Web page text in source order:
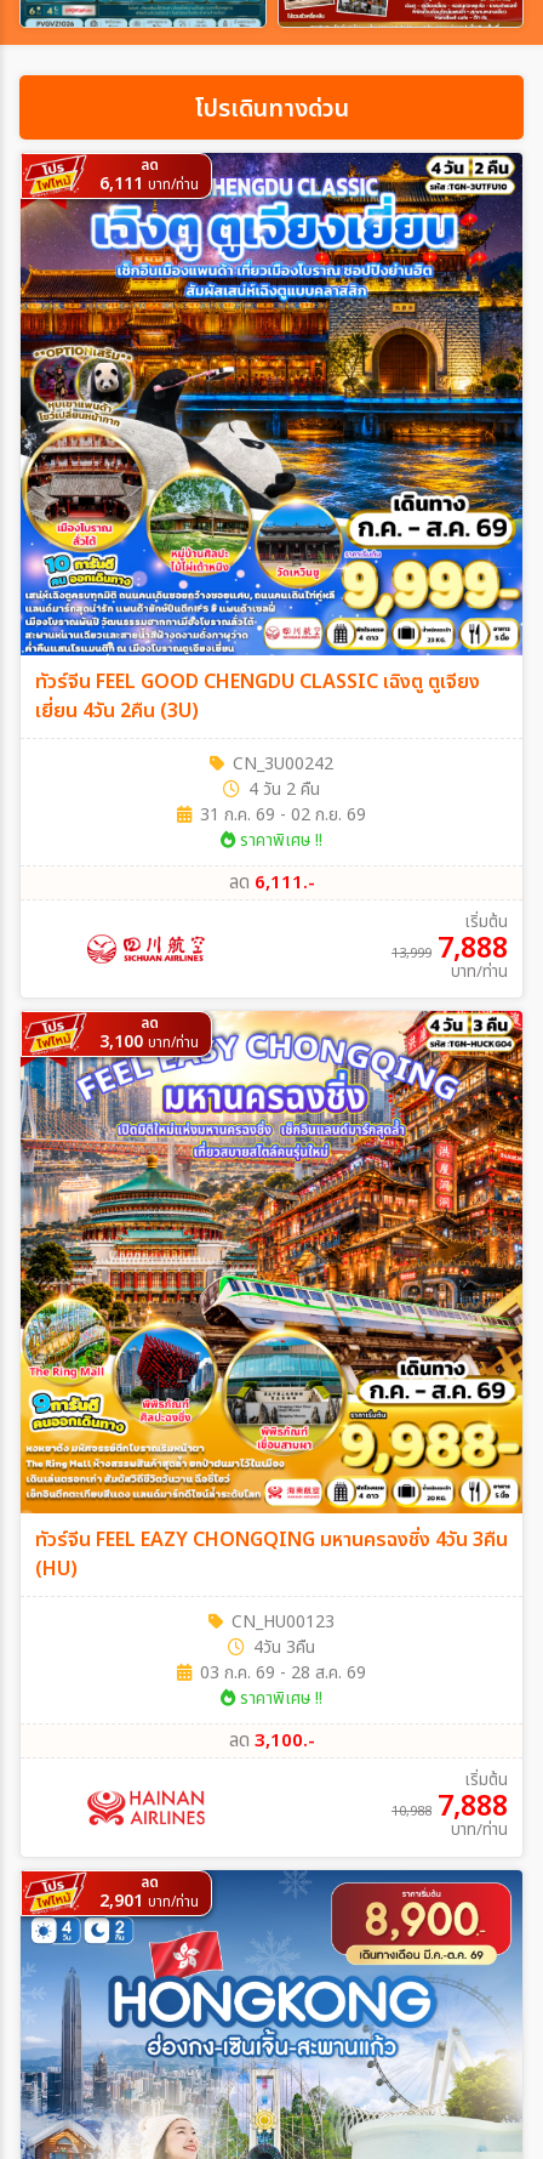
เฉพาะเทศกาล
ระหว่าง
ค้นหา
โปรเดินทางด่วน
ลด
6,111 บาท/ท่าน
ทัวร์จีน FEEL GOOD CHENGDU CLASSIC เฉิงตู ตูเจียง
เยี่ยน 4วัน 2คืน (3U)
CN_3U00242
4 วัน 2 คืน
31 ก.ค. 69 - 02 ก.ย. 69
ราคาพิเศษ !!
ลด 6,111.-
เริ่มต้น
13,999 7,888
บาท/ท่าน
ลด
3,100 บาท/ท่าน
ทัวร์จีน FEEL EAZY CHONGQING มหานครฉงชิ่ง 4วัน 3คืน
(HU)
CN_HU00123
4วัน 3คืน
03 ก.ค. 69 - 28 ส.ค. 69
ราคาพิเศษ !!
ลด 3,100.-
เริ่มต้น
10,988 7,888
บาท/ท่าน
ลด
2,901 บาท/ท่าน